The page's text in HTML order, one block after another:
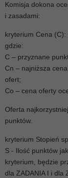
Komisja dokona
i zasadami:
kryterium Cena
gdzie:
C – przyznane
Cn – najniższa
ofert;
Co – cena oferty
Oferta
punktów.
kryterium Stopień
S - Ilość punktów
kryterium, będzie
dla ZADANIA I i dla